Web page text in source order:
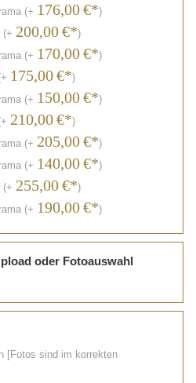
(+ 176,00€*)
(+ 200,00€*)
(+ 170,00€*)
175,00€*)
(+ 150,00€*)
210,00€*)
(+ 205,00€*)
(+ 140,00€*)
(+ 255,00€*)
(+ 190,00€*)
oder Fotoauswahl
[Fotos sind im korrekten